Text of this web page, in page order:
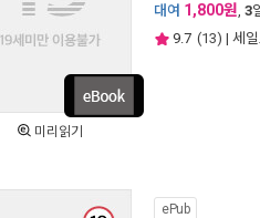
미리읽기
대여 1,800원, 3
9.7 (13) | 세
ePub